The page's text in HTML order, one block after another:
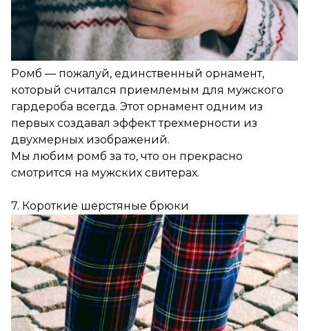
Ромб — пожалуй, единственный орнамент,
который считался приемлемым для мужского
гардероба всегда. Этот орнамент одним из
первых создавал эффект трехмерности из
двухмерных изображений.
Мы любим ромб за то, что он прекрасно
смотрится на мужских свитерах.
7. Короткие шерстяные брюки